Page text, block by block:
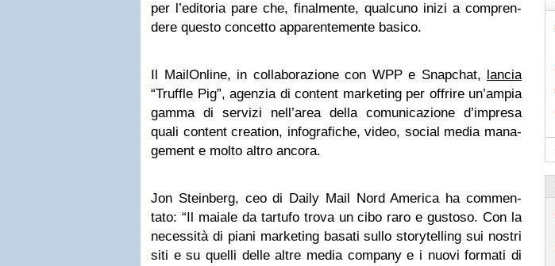
per l’editoria pare che, final­mente, qual­cuno inizi a com­pren­
dere que­sto con­cetto appa­ren­te­mente basico.
Il Mai­lOn­line, in col­la­bo­ra­zione con WPP e Sna­p­chat, lan­cia
“Truf­fle Pig”, agen­zia di con­tent mar­ke­ting per offrire un’ampia
gamma di ser­vizi nell’area della comu­ni­ca­zione d’impresa
quali con­tent crea­tion, info­gra­fi­che, video, social media mana­
ge­ment e molto altro ancora.
Jon Stein­berg, ceo di Daily Mail Nord Ame­rica ha com­men­
tato: “Il maiale da tar­tufo trova un cibo raro e gustoso. Con la
neces­sità di piani mar­ke­ting basati sullo sto­ry­tel­ling sui nostri
siti e su quelli delle altre media com­pany e i nuovi for­mati di